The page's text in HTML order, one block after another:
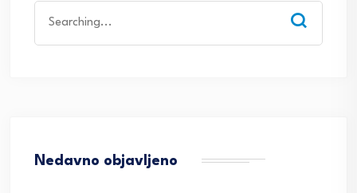
for:
Nedavno objavljeno